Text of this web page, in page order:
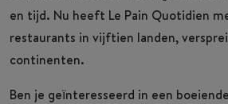
en tijd. Nu heeft Le Pain Quotidien
restaurants in vijftien landen,
continenten.
Ben je geïnteresseerd in een